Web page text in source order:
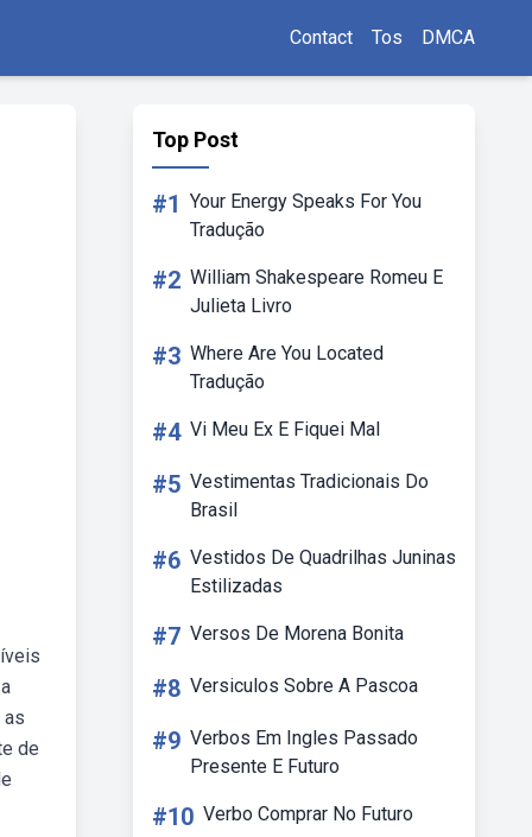
Contact Tos DMCA
as
de
Top Post
#1 Your Energy Speaks For You
Tradução
#2 William Shakespeare Romeu E
Julieta Livro
#3 Where Are You Located
Tradução
#4 Vi Meu Ex E Fiquei Mal
#5 Vestimentas Tradicionais Do
Brasil
#6 Vestidos De Quadrilhas Juninas
Estilizadas
#7 Versos De Morena Bonita
#8 Versiculos Sobre A Pascoa
#9 Verbos Em Ingles Passado
Presente E Futuro
#10 Verbo Comprar No Futuro